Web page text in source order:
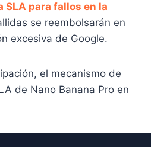
SLA para fallos en la
se reembolsarán en
excesiva de Google.
el mecanismo de
de Nano Banana Pro en